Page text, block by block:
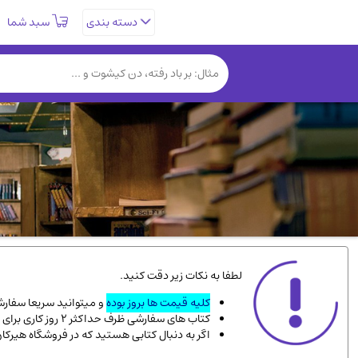
دسته بندی سبد شما
کتب نادر و کمیاب(19)
فلسفه و جامعه شناسی(151)
دانشگاهی و آموزشی(534)
ورزشی و تربیت بدنی
سیاسی(116)
کتاب های مصور رنگی و گلاسه(23)
دایره المعارف و فرهنگ
سینما و فیلم
زندگینامه شهدا
لطفا به نکات زیر دقت کنید.
کلیه قیمت ها بروز بودهو میتوانید سریعا
کتاب های سفارشی ظرف حداکثر 2 روز کاری برای پست پیشتاز، و 3 روز کاری برای پست سفارشی، به دست شما میرسد.
اگر به دنبال کتابی هستید که در فروشگاه